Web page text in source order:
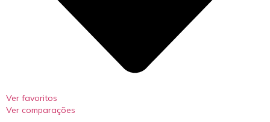
Ver favoritos
Ver comparações